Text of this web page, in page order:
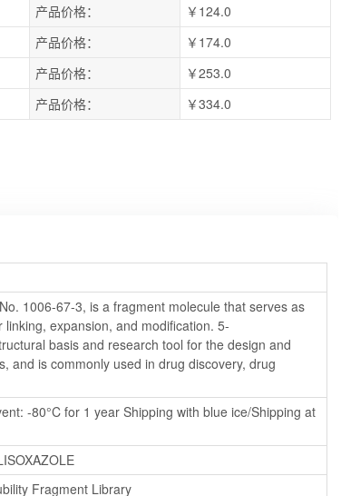
产品价格：
￥124.0
产品价格：
￥174.0
产品价格：
￥253.0
产品价格： ￥334.0
1006-67-3, is a fragment molecule that serves as
expansion, and modification. 5-
basis and research tool for the design and
and is commonly used in drug discovery, drug
-80°C for 1 year Shipping with blue ice/Shipping at
Fragment Library